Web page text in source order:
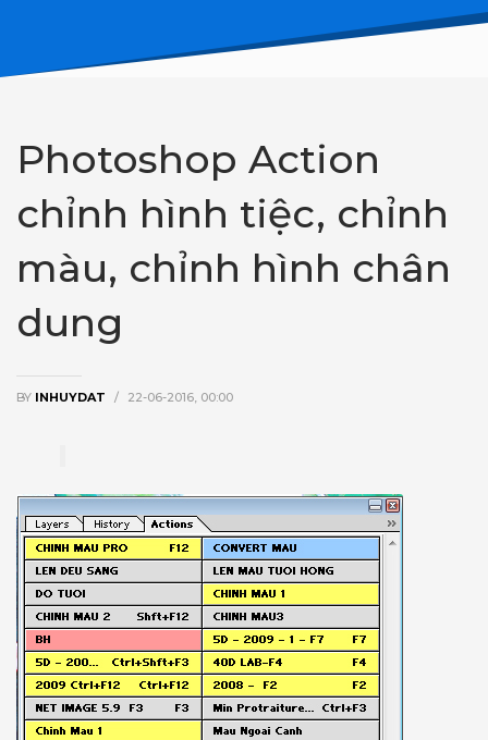
Photoshop Action
chỉnh hình tiệc, chỉnh
màu, chỉnh hình chân
dung
BY INHUYDAT / 22-06-2016, 00:00